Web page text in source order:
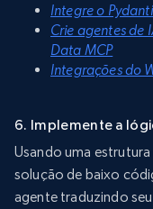
Integre o
Crie agentes de
Data MCP
Integrações do
6. Implemente a
Usando uma
solução de baixo
agente traduzindo